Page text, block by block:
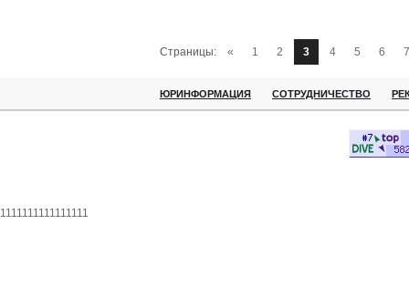
Страницы: « 1 2 3 4 5 6 7
ЮРИНФОРМАЦИЯ СОТРУДНИЧЕСТВО
1111111111111111